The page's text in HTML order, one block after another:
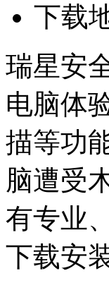
下载
瑞星安
电脑体
描等功
脑遭受
有专业
下载安